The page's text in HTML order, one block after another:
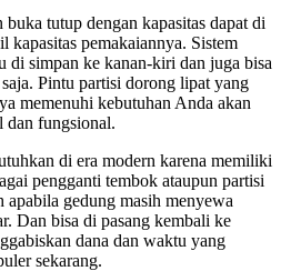
buka tutup dengan kapasitas dapat di
kapasitas pemakaiannya. Sistem
di simpan ke kanan-kiri dan juga bisa
Pintu partisi dorong lipat yang
memenuhi kebutuhan Anda akan
dan fungsional.
di era modern karena memiliki
pengganti tembok ataupun partisi
apabila gedung masih menyewa
Dan bisa di pasang kembali ke
dana dan waktu yang
sekarang.